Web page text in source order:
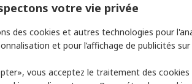
Actuellement indisponible
RS PRO Computer Desk 745
mm x 1400mm x 580 mm
votre vie privée
des cookies et autres technologies pour
et pour l’affichage de publicités
vous acceptez le traitement des cookies